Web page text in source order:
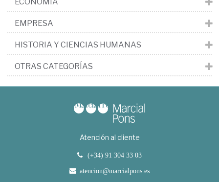
EMPRESA
HISTORIA Y CIENCIAS HUMANAS
OTRAS CATEGORÍAS
Atención al cliente
(+34) 91 304 33 03
atencion@marcialpons.es